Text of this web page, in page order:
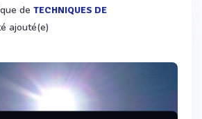
de TECHNIQUES DE
ajouté(e)